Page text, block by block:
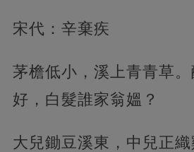
宋代：辛棄疾
茅檐低小，溪上青青草
好，白髮誰家翁媼？
大兒鋤豆溪東，中兒正